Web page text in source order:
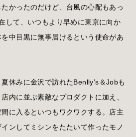
かったのだけど、台風の心配もあっ
して、いつもより早めに東京に向か
中目黒に無事届けるという使命があ
休みに金沢で訪れたBenlly’s＆Jobも
内に並ぶ素敵なプロダクトに加え、
に入るといつもワクワクする。店主
ンしてミシンをたたいて作ったモノ